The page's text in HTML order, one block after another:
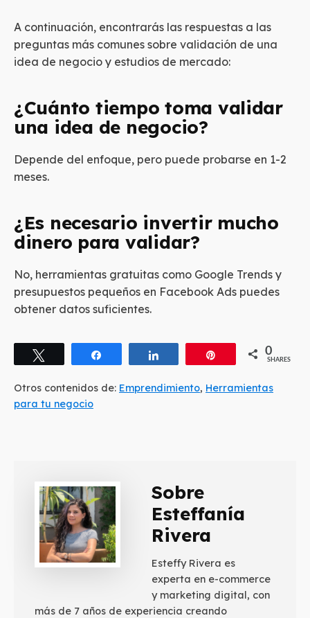
A continuación, encontrarás las respuestas a las
preguntas más comunes sobre validación de una
idea de negocio y estudios de mercado:
¿Cuánto tiempo toma validar
una idea de negocio?
Depende del enfoque, pero puede probarse en 1-2
meses.
¿Es necesario invertir mucho
dinero para validar?
No, herramientas gratuitas como Google Trends y
presupuestos pequeños en Facebook Ads puedes
obtener datos suficientes.
0
SHARES
Otros contenidos de: Emprendimiento, Herramientas
para tu negocio
Sobre
Esteffanía
Rivera
Esteffy Rivera es
experta en e-commerce
y marketing digital, con
más de 7 años de experiencia creando